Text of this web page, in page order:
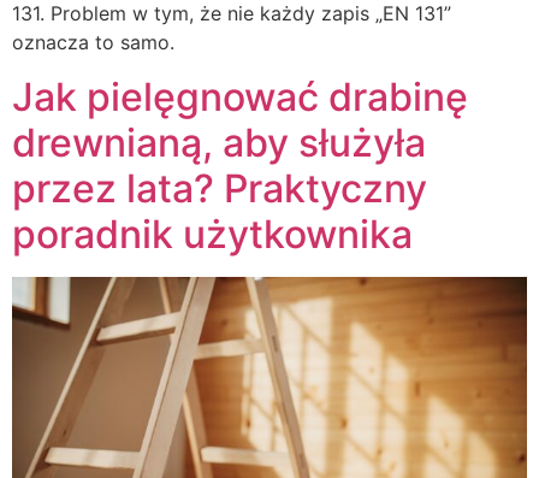
131. Problem w tym, że nie każdy zapis „EN 131”
oznacza to samo.
Jak pielęgnować drabinę
drewnianą, aby służyła
przez lata? Praktyczny
poradnik użytkownika